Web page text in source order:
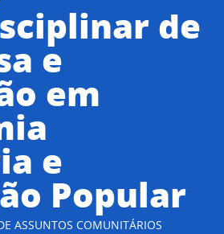
Acesso à informação
Legislação
de
e
em
e
Popular
ASSUNTOS COMUNITÁRIOS